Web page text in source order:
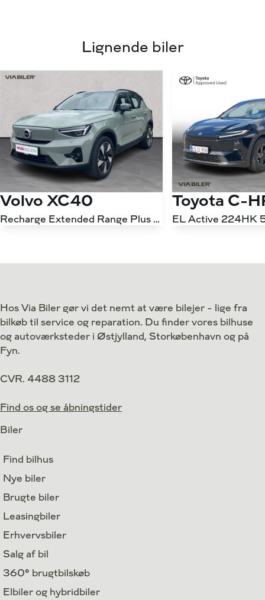
Lignende biler
Volvo XC40
Recharge Extended Range Plus 252HK 5d Aut.
Kontant
314.900
Finansiering
3.456
Toyota C-
EL Active 224HK
Kontant
Hos Via Biler gør vi det nemt at være bilejer - lige fra
bilkøb til service og reparation. Du finder vores bilhuse
og autoværksteder i Østjylland, Storkøbenhavn og på
Fyn.
CVR. 4488 3112
Find os og se åbningstider
Biler
Find bilhus
Nye biler
Brugte biler
Leasingbiler
Erhvervsbiler
Salg af bil
360° brugtbilskøb
Elbiler og hybridbiler